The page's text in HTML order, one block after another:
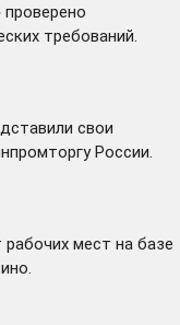
проверено
требований.
свои
России.
рабочих мест на базе